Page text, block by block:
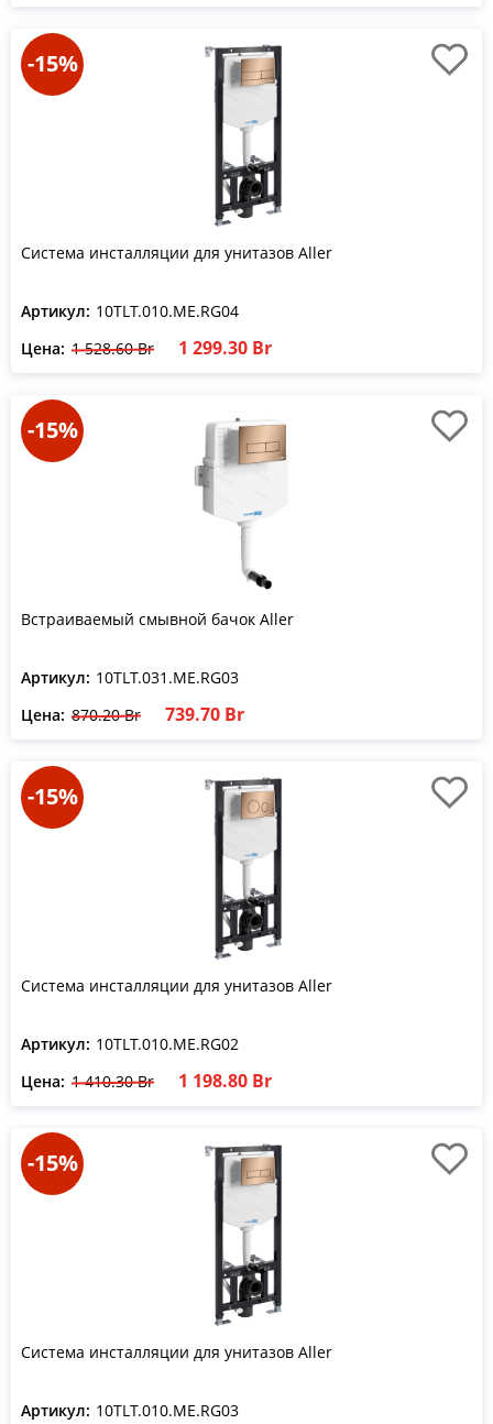
-15%
Система инсталляции для унитазов Aller
Артикул: 10TLT.010.ME.RG04
Цена: 1 528.60 Br 1 299.30 Br
-15%
Встраиваемый смывной бачок Aller
Артикул: 10TLT.031.ME.RG03
Цена: 870.20 Br 739.70 Br
-15%
Система инсталляции для унитазов Aller
Артикул: 10TLT.010.ME.RG02
Цена: 1 410.30 Br 1 198.80 Br
-15%
Система инсталляции для унитазов Aller
Артикул: 10TLT.010.ME.RG03